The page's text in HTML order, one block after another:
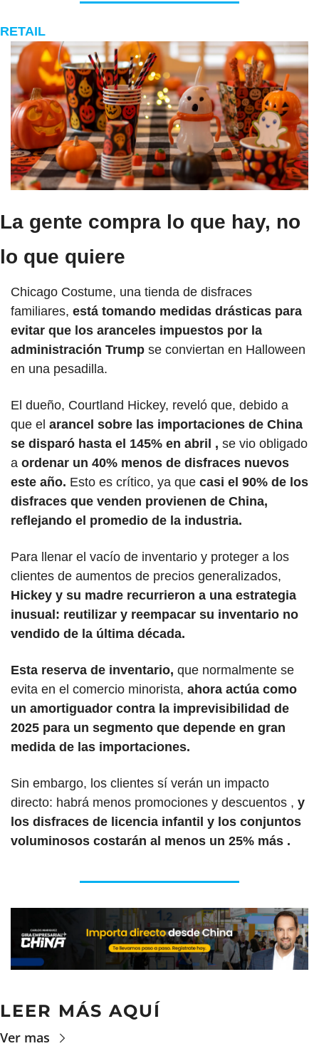
RETAIL
La gente compra lo que hay, no
lo que quiere
Chicago Costume, una tienda de disfraces
familiares, está tomando medidas drásticas para
evitar que los aranceles impuestos por la
administración Trump se conviertan en Halloween
en una pesadilla.
El dueño, Courtland Hickey, reveló que, debido a
que el arancel sobre las importaciones de China
se disparó hasta el 145% en abril , se vio obligado
a ordenar un 40% menos de disfraces nuevos
este año. Esto es crítico, ya que casi el 90% de los
disfraces que venden provienen de China,
reflejando el promedio de la industria.
Para llenar el vacío de inventario y proteger a los
clientes de aumentos de precios generalizados,
Hickey y su madre recurrieron a una estrategia
inusual: reutilizar y reempacar su inventario no
vendido de la última década.
Esta reserva de inventario, que normalmente se
evita en el comercio minorista, ahora actúa como
un amortiguador contra la imprevisibilidad de
2025 para un segmento que depende en gran
medida de las importaciones.
Sin embargo, los clientes sí verán un impacto
directo: habrá menos promociones y descuentos , y
los disfraces de licencia infantil y los conjuntos
voluminosos costarán al menos un 25% más .
LEER MÁS AQUÍ
Ver mas